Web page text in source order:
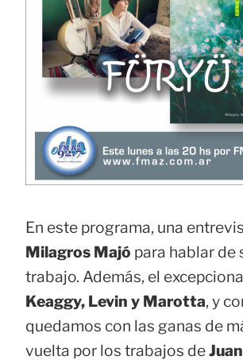
En este programa, una
Milagros Majó para hablar de
trabajo. Además, el
Keaggy, Levin y Marotta, y
quedamos con las ganas de
vuelta por los trabajos deJuan